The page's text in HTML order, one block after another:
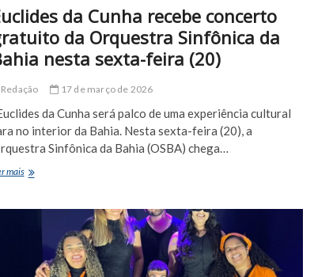
da Cunha recebe concerto
da Orquestra Sinfônica da
nesta sexta-feira (20)
17 de março de 2026
da Cunha será palco de uma experiência cultural
no interior da Bahia. Nesta sexta-feira (20), a
Sinfônica da Bahia (OSBA) chega…
maisEuclides
Orquestra